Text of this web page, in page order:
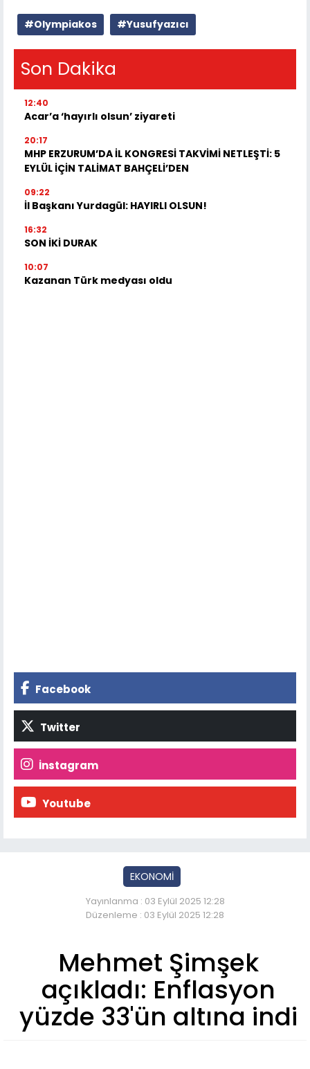
#Olympiakos #Yusufyazıcı
Son Dakika
12:40
Acar’a ‘hayırlı olsun’ ziyareti
20:17
MHP ERZURUM’DA İL KONGRESİ TAKVİMİ NETLEŞTİ: 5
EYLÜL İÇİN TALİMAT BAHÇELİ’DEN
09:22
İl Başkanı Yurdagül: HAYIRLI OLSUN!
16:32
SON İKİ DURAK
10:07
Kazanan Türk medyası oldu
Facebook
Twitter
İnstagram
Youtube
EKONOMİ
Yayınlanma : 03 Eylül 2025 12:28
Düzenleme : 03 Eylül 2025 12:28
Mehmet Şimşek
açıkladı: Enflasyon
yüzde 33'ün altına indi